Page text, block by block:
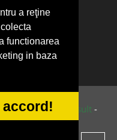
a reţine
functionarea
in baza
accord!
&Tokaido Consult -